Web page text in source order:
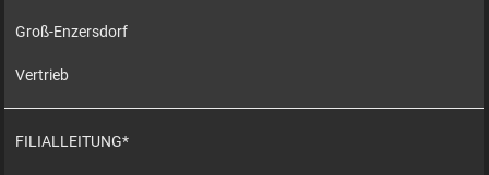
Groß-Enzersdorf
Vertrieb
FILIALLEITUNG*